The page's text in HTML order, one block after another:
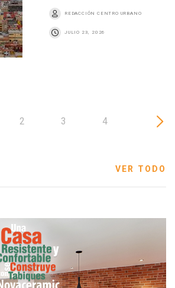
REDACCIÓN CENTRO URBANO
JULIO 23, 2026
2 3 4
VER TODO